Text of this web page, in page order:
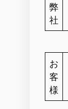
弊
社
お
客
様